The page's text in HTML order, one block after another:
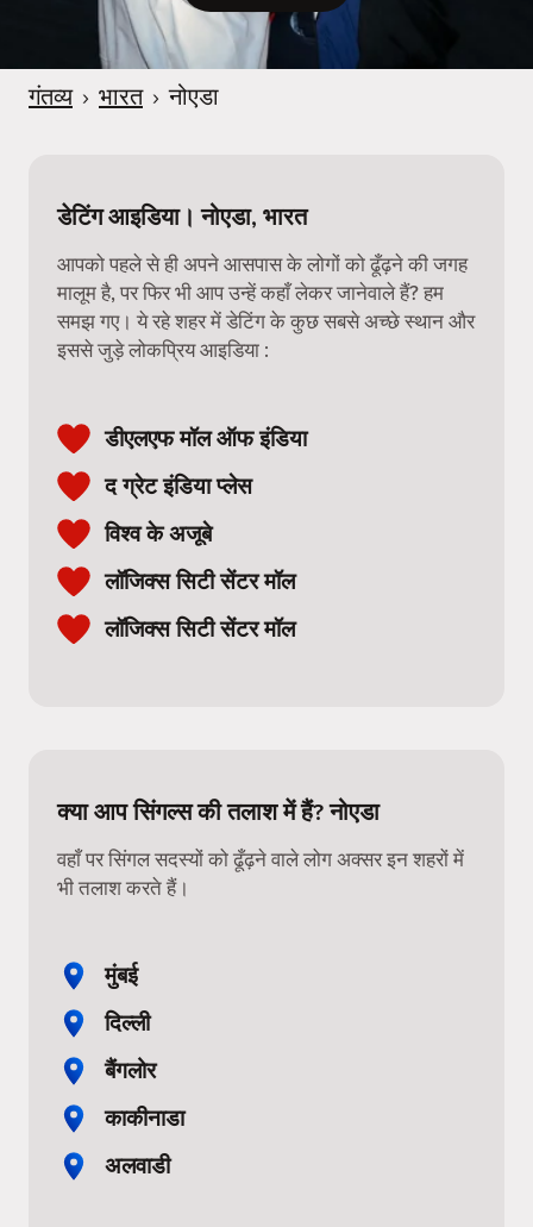
गंतव्य › भारत › नोएडा
डेटिंग आइडिया। नोएडा, भारत
आपको पहले से ही अपने आसपास के लोगों को ढूँढ़ने की जगह
मालूम है, पर फिर भी आप उन्हें कहाँ लेकर जानेवाले हैं? हम
समझ गए। ये रहे शहर में डेटिंग के कुछ सबसे अच्छे स्थान और
इससे जुड़े लोकप्रिय आइडिया :
डीएलएफ मॉल ऑफ इंडिया
द ग्रेट इंडिया प्लेस
विश्व के अजूबे
लॉजिक्स सिटी सेंटर मॉल
लॉजिक्स सिटी सेंटर मॉल
क्या आप सिंगल्स की तलाश में हैं? नोएडा
वहाँ पर सिंगल सदस्यों को ढूँढ़ने वाले लोग अक्सर इन शहरों में
भी तलाश करते हैं।
मुंबई
दिल्ली
बैंगलोर
काकीनाडा
अलवाडी